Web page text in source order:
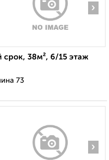
›
срок, 38м², 6/15 этаж
73
›